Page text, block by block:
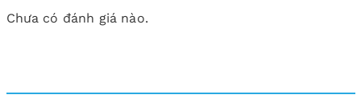
Chưa có đánh giá nào.